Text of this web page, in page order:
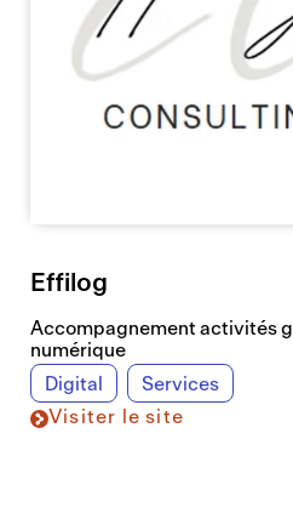
Effilog
Accompagnement activités
numérique
Digital
Services
Visiter le site